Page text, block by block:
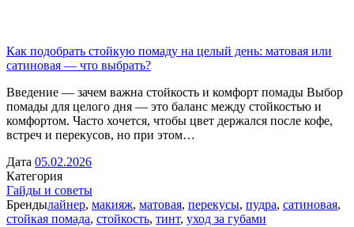
Как подобрать стойкую помаду на целый день: матовая или
сатиновая — что выбрать?
Введение — зачем важна стойкость и комфорт помады Выбор
помады для целого дня — это баланс между стойкостью и
комфортом. Часто хочется, чтобы цвет держался после кофе,
встреч и перекусов, но при этом…
Дата 05.02.2026
Категория
Гайды и советы
Брендылайнер, макияж, матовая, перекусы, пудра, сатиновая,
стойкая помада, стойкость, тинт, уход за губами